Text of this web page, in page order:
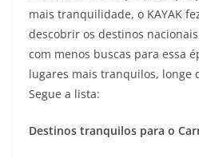
mais tranquilidade, o KAYAK
descobrir os destinos
com menos buscas para essa
lugares mais tranquilos, longe
Segue a lista:
Destinos tranquilos para o